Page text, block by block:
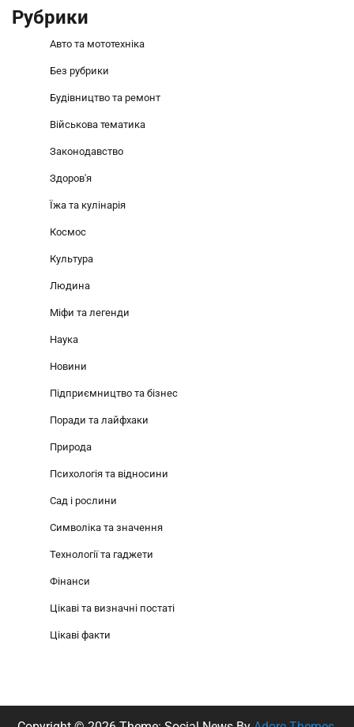
Рубрики
Авто та мототехніка
Без рубрики
Будівництво та ремонт
Військова тематика
Законодавство
Здоров'я
Їжа та кулінарія
Космос
Культура
Людина
Міфи та легенди
Наука
Новини
Підприємництво та бізнес
Поради та лайфхаки
Природа
Психологія та відносини
Сад і рослини
Символіка та значення
Технології та гаджети
Фінанси
Цікаві та визначні постаті
Цікаві факти